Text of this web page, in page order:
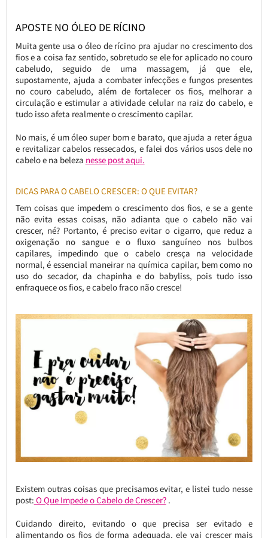
APOSTE NO ÓLEO DE RÍCINO
Muita gente usa o óleo de rícino pra ajudar no crescimento dos
fios e a coisa faz sentido, sobretudo se ele for aplicado no couro
cabeludo, seguido de uma massagem, já que ele,
supostamente, ajuda a combater infecções e fungos presentes
no couro cabeludo, além de fortalecer os fios, melhorar a
circulação e estimular a atividade celular na raiz do cabelo, e
tudo isso afeta realmente o crescimento capilar.
No mais, é um óleo super bom e barato, que ajuda a reter água
e revitalizar cabelos ressecados, e falei dos vários usos dele no
cabelo e na beleza nesse post aqui.
DICAS PARA O CABELO CRESCER: O QUE EVITAR?
Tem coisas que impedem o crescimento dos fios, e se a gente
não evita essas coisas, não adianta que o cabelo não vai
crescer, né? Portanto, é preciso evitar o cigarro, que reduz a
oxigenação no sangue e o fluxo sanguíneo nos bulbos
capilares, impedindo que o cabelo cresça na velocidade
normal, é essencial maneirar na química capilar, bem como no
uso do secador, da chapinha e do babyliss, pois tudo isso
enfraquece os fios, e cabelo fraco não cresce!
Existem outras coisas que precisamos evitar, e listei tudo nesse
post: O Que Impede o Cabelo de Crescer?.
Cuidando direito, evitando o que precisa ser evitado e
alimentando os fios de forma adequada, ele vai crescer mais